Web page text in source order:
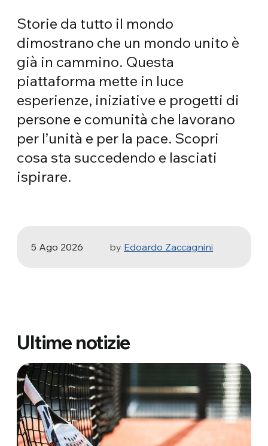
Storie da tutto il mondo
dimostrano che un mondo unito è
già in cammino. Questa
piattaforma mette in luce
esperienze, iniziative e progetti di
persone e comunità che lavorano
per l’unità e per la pace. Scopri
cosa sta succedendo e lasciati
ispirare.
ARTE E IMPEGNO SOCIALE
Odissea, di Christopher Nolan: Ulisse e
5 Ago 2026 by Edoardo Zaccagnini
Ultime notizie